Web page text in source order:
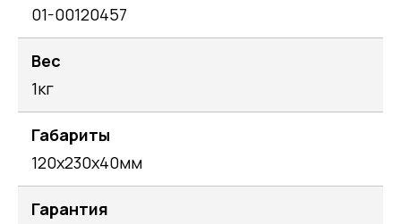
01-00120457
Вес
1кг
Габариты
120х230х40мм
Гарантия